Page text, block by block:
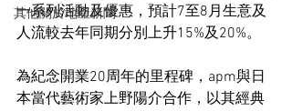
其他關於地產新聞
一系列活動及優惠，預計7至8月生意及
人流較去年同期分別上升15%及20%。
為紀念開業20周年的里程碑，apm與日
本當代藝術家上野陽介合作，以其經典